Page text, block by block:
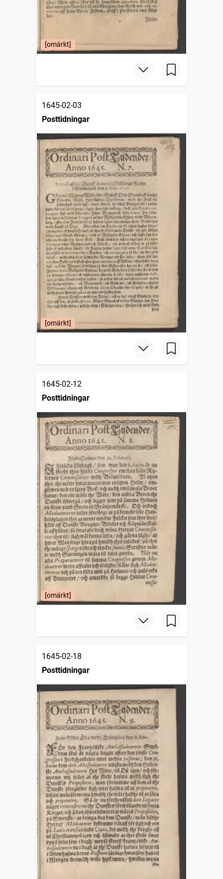
[omärkt]
1645-02-03
Posttidningar
[omärkt]
1645-02-12
Posttidningar
[omärkt]
1645-02-18
Posttidningar